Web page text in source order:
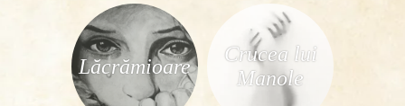
Lăcrămioare
Crucea lui
Manole